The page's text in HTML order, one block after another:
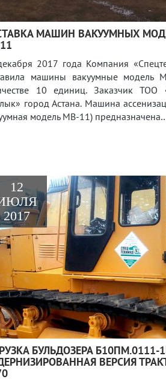
МАШИН ВАКУУМНЫХ
2017 года Компания
машины вакуумные модель
10 единиц. Заказчик ТОО
город Астана. Машина
модель МВ-11)
12
2017
БУЛЬДОЗЕРА Б10ПМ.0111-
ВЕРСИЯ